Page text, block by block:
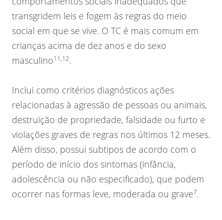
transgridem leis e fogem às regras do meio
social em que se vive. O TC é mais comum em
crianças acima de dez anos e do sexo
masculino11,12.
Inclui como critérios diagnósticos ações
relacionadas à agressão de pessoas ou animais,
destruição de propriedade, falsidade ou furto e
violações graves de regras nos últimos 12 meses.
Além disso, possui subtipos de acordo com o
período de início dos sintomas (infância,
adolescência ou não especificado), que podem
ocorrer nas formas leve, moderada ou grave7.